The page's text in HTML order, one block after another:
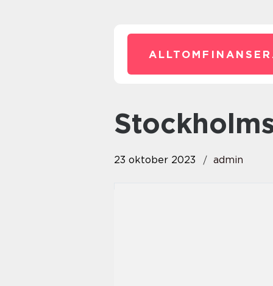
23 oktober 2023 admin